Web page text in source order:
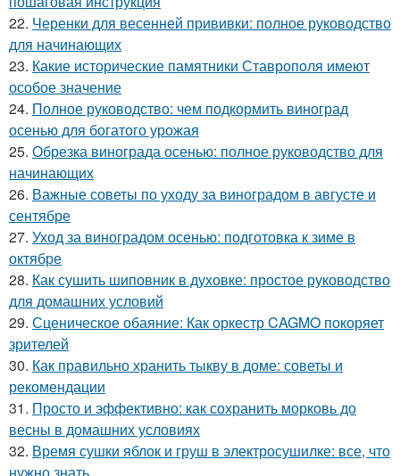
22. Черенки для весенней прививки: полное руководство
для начинающих
23. Какие исторические памятники Ставрополя имеют
особое значение
24. Полное руководство: чем подкормить виноград
осенью для богатого урожая
25. Обрезка винограда осенью: полное руководство для
начинающих
26. Важные советы по уходу за виноградом в августе и
сентябре
27. Уход за виноградом осенью: подготовка к зиме в
октябре
28. Как сушить шиповник в духовке: простое руководство
для домашних условий
29. Сценическое обаяние: Как оркестр CAGMO покоряет
зрителей
30. Как правильно хранить тыкву в доме: советы и
рекомендации
31. Просто и эффективно: как сохранить морковь до
весны в домашних условиях
32. Время сушки яблок и груш в электросушилке: все, что
нужно знать